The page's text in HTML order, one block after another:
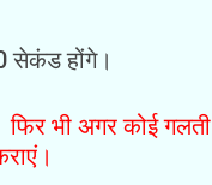
सेकंड होंगे।
फिर भी अगर कोई गलती